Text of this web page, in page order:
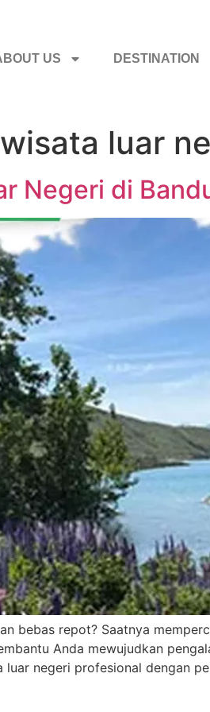
US DESTINATION
luar
Negeri di
bebas repot? Saatnya
Anda mewujudkan
luar negeri profesional dengan